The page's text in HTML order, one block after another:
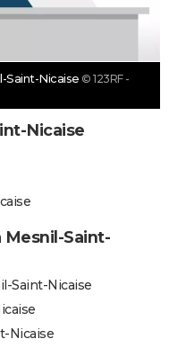
Saint-Nicaise © 123RF -
Nicaise
Saint-
Saint-Nicaise
Nicaise